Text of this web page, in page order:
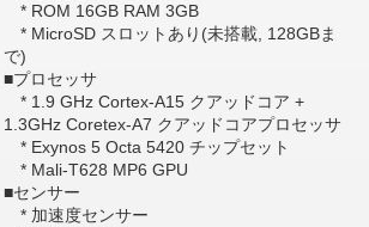
* ROM 16GB RAM 3GB
* MicroSD スロットあり(未搭載, 128GBま
で)
■プロセッサ
* 1.9 GHz Cortex-A15 クアッドコア +
1.3GHz Coretex-A7 クアッドコアプロセッサ
* Exynos 5 Octa 5420 チップセット
* Mali-T628 MP6 GPU
■センサー
* 加速度センサー